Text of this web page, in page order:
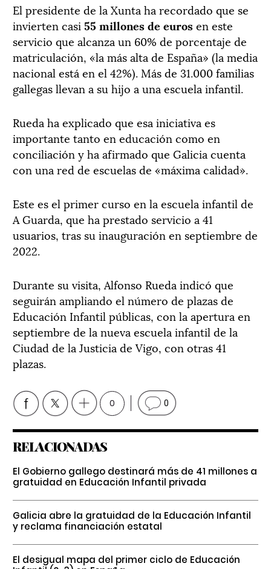
El presidente de la Xunta ha recordado que se
invierten casi 55 millones de eurosen este
servicio que alcanza un 60% de porcentaje de
matriculación, «la más alta de España» (la media
nacional está en el 42%). Más de 31.000 familias
gallegas llevan a su hijo a una escuela infantil.
Rueda ha explicado que esa iniciativa es
importante tanto en educación como en
conciliación y ha afirmado que Galicia cuenta
con una red de escuelas de «máxima calidad».
Este es el primer curso en la escuela infantil de
A Guarda, que ha prestado servicio a 41
usuarios, tras su inauguración en septiembre de
2022.
Durante su visita, Alfonso Rueda indicó que
seguirán ampliando el número de plazas de
Educación Infantil públicas, con la apertura en
septiembre de la nueva escuela infantil de la
Ciudad de la Justicia de Vigo, con otras 41
plazas.
0 0
RELACIONADAS
El Gobierno gallego destinará más de 41 millones a
gratuidad en Educación Infantil privada
Galicia abre la gratuidad de la Educación Infantil
y reclama financiación estatal
El desigual mapa del primer ciclo de Educación